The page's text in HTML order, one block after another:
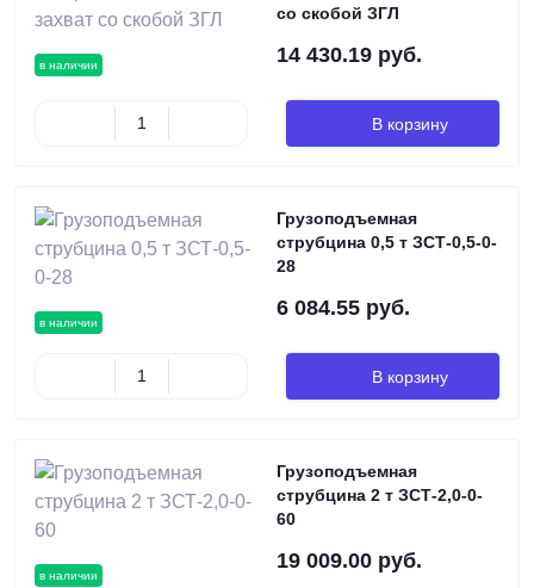
в наличии
со скобой ЗГЛ
14 430.19 руб.
В корзину
в наличии
Грузоподъемная
струбцина 0,5 т ЗСТ-0,5-0-
28
6 084.55 руб.
В корзину
в наличии
Грузоподъемная
струбцина 2 т ЗСТ-2,0-0-
60
19 009.00 руб.